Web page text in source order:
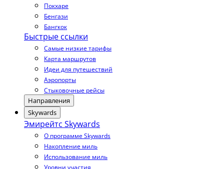
Покхаре
Бенгази
Бангкок
Быстрые ссылки
Самые низкие тарифы
Карта маршрутов
Идеи для путешествий
Аэропорты
Стыковочные рейсы
Направления
Skywards
Эмирейтс Skywards
О программе Skywards
Накопление миль
Использование миль
Уровни участия